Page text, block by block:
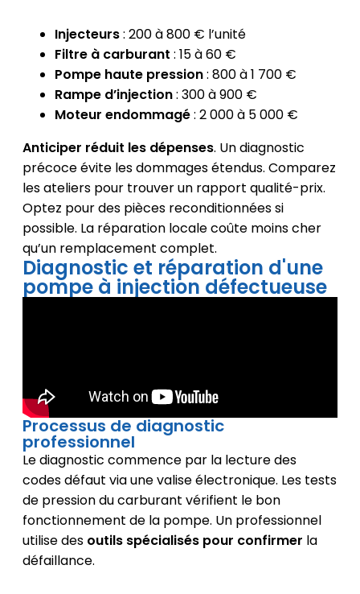
Injecteurs: 200 à 800 € l’unité
Filtre à carburant : 15 à 60 €
Pompe haute pression: 800 à 1 700 €
Rampe d’injection: 300 à 900 €
Moteur endommagé: 2 000 à 5 000 €
Anticiper réduit les dépenses. Un diagnostic
précoce évite les dommages étendus. Comparez
les ateliers pour trouver un rapport qualité-prix.
Optez pour des pièces reconditionnées si
possible. La réparation locale coûte moins cher
qu’un remplacement complet.
Diagnostic et réparation d'une
pompe à injection défectueuse
Processus de diagnostic
professionnel
Le diagnostic commence par la lecture des
codes défaut via une valise électronique. Les tests
de pression du carburant vérifient le bon
fonctionnement de la pompe. Un professionnel
utilise des outils spécialisés pour confirmer la
défaillance.